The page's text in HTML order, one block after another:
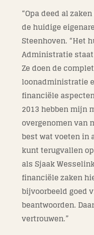
“Opa deed al
de huidige
Steenhoven. “Het
Administratie
Ze doen de
loonadministratie
financiële
2013 hebben mijn
overgenomen van
best wat voeten in
kunt terugvallen
als Sjaak
financiële zaken
bijvoorbeeld goed
beantwoorden.
vertrouwen.”